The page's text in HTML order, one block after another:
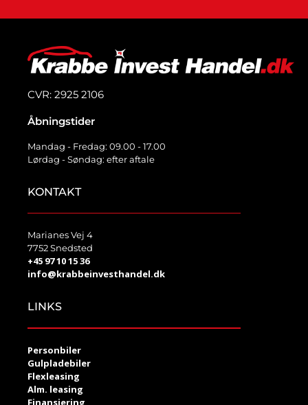
CVR: 2925 2106
Åbningstider
Mandag - Fredag: 09.00 - 17.00
Lørdag - Søndag: efter aftale
KONTAKT
Marianes Vej 4
7752 Snedsted
+45 97 10 15 36
info@krabbeinvesthandel.dk
LINKS
Personbiler
Gulpladebiler
Flexleasing
Alm. leasing
Finansiering